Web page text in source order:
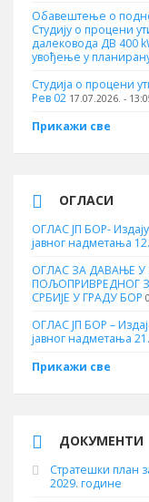
Обавештење о
Студију о процени
далековода ДВ 400
увођење у
Студија о процени
Рев 02 17.07.2026. -
Прикажи све
ОГЛАСИ
ОГЛАС ЈП БОР-
јавног надметања
ОГЛАС ЗА ДАВАЊЕ
ПОЉОПРИВРЕДНОГ
СРБИЈЕ У ГРАДУ БОР
ОГЛАС ЈП БОР –
јавног надметања
Прикажи све
ДОКУМЕНТИ
Стратешки план
2029. године